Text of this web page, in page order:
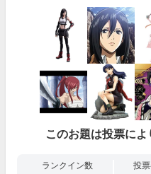
このお題は投票に
ランクイン数 投